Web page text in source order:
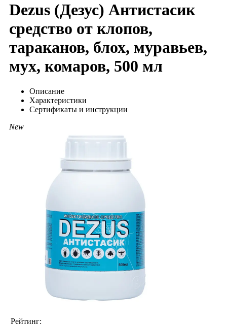
Dezus (Дезус) Антистасик
средство от клопов,
тараканов, блох, муравьев,
мух, комаров, 500 мл
Описание
Характеристики
Сертификаты и инструкции
New
Рейтинг: